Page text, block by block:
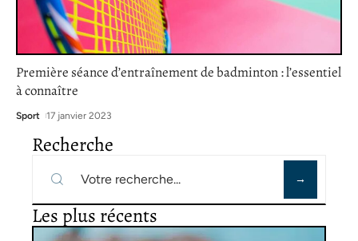
Première séance d’entraînement de badminton : l’essentiel
à connaître
Sport 17 janvier 2023
Recherche
Les plus récents